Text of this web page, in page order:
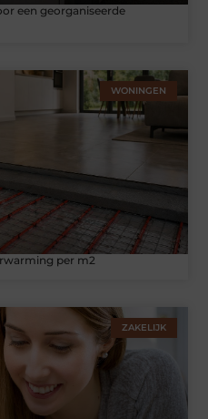
een georganiseerde
WONINGEN
per m2
ZAKELIJK